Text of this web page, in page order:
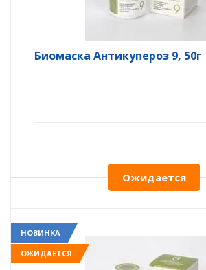
Биомаска Антикупероз 9, 50г
Ожидается
НОВИНКА
ОЖИДАЕТСЯ